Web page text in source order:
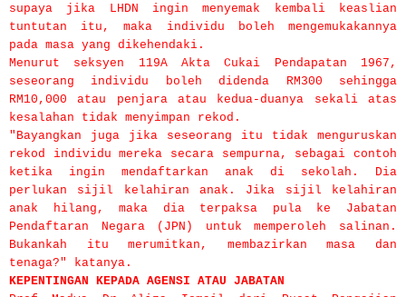
supaya jika LHDN ingin menyemak kembali keaslian
tuntutan itu, maka individu boleh mengemukakannya
pada masa yang dikehendaki.
Menurut seksyen 119A Akta Cukai Pendapatan 1967,
seseorang individu boleh didenda RM300 sehingga
RM10,000 atau penjara atau kedua-duanya sekali atas
kesalahan tidak menyimpan rekod.
"Bayangkan juga jika seseorang itu tidak menguruskan
rekod individu mereka secara sempurna, sebagai contoh
ketika ingin mendaftarkan anak di sekolah. Dia
perlukan sijil kelahiran anak. Jika sijil kelahiran
anak hilang, maka dia terpaksa pula ke Jabatan
Pendaftaran Negara (JPN) untuk memperoleh salinan.
Bukankah itu merumitkan, membazirkan masa dan
tenaga?" katanya.
KEPENTINGAN KEPADA AGENSI ATAU JABATAN